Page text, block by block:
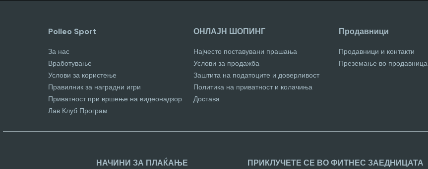
Polleo Sport
За нас
Вработување
Услови за користење
Правилник за наградни игри
Приватност при вршење на видеонадзор
Лав Клуб Програм
ОНЛАЈН ШОПИНГ
Најчесто поставувани прашања
Услови за продажба
Заштита на податоците и доверливост
Политика на приватност и колачиња
Достава
Продавници
Продавници и контакти
Преземање во продавница
НАЧИНИ ЗА ПЛАЌАЊЕ ПРИКЛУЧЕТЕ СЕ ВО ФИТНЕС ЗАЕДНИЦАТА